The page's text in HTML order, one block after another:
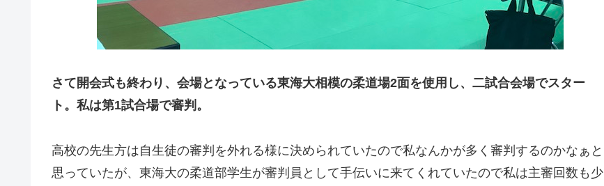
さて開会式も終わり、会場となっている東海大相模の柔道場2面を使用し、二試合会場でスター
ト。私は第1試合場で審判。
高校の先生方は自生徒の審判を外れる様に決められていたので私なんかが多く審判するのかなぁと
思っていたが、東海大の柔道部学生が審判員として手伝いに来てくれていたので私は主審回数も少